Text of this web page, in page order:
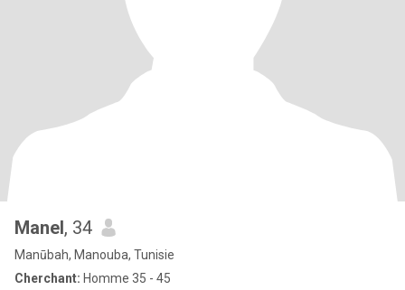
Manel, 34
Manūbah, Manouba, Tunisie
Cherchant: Homme 35 - 45